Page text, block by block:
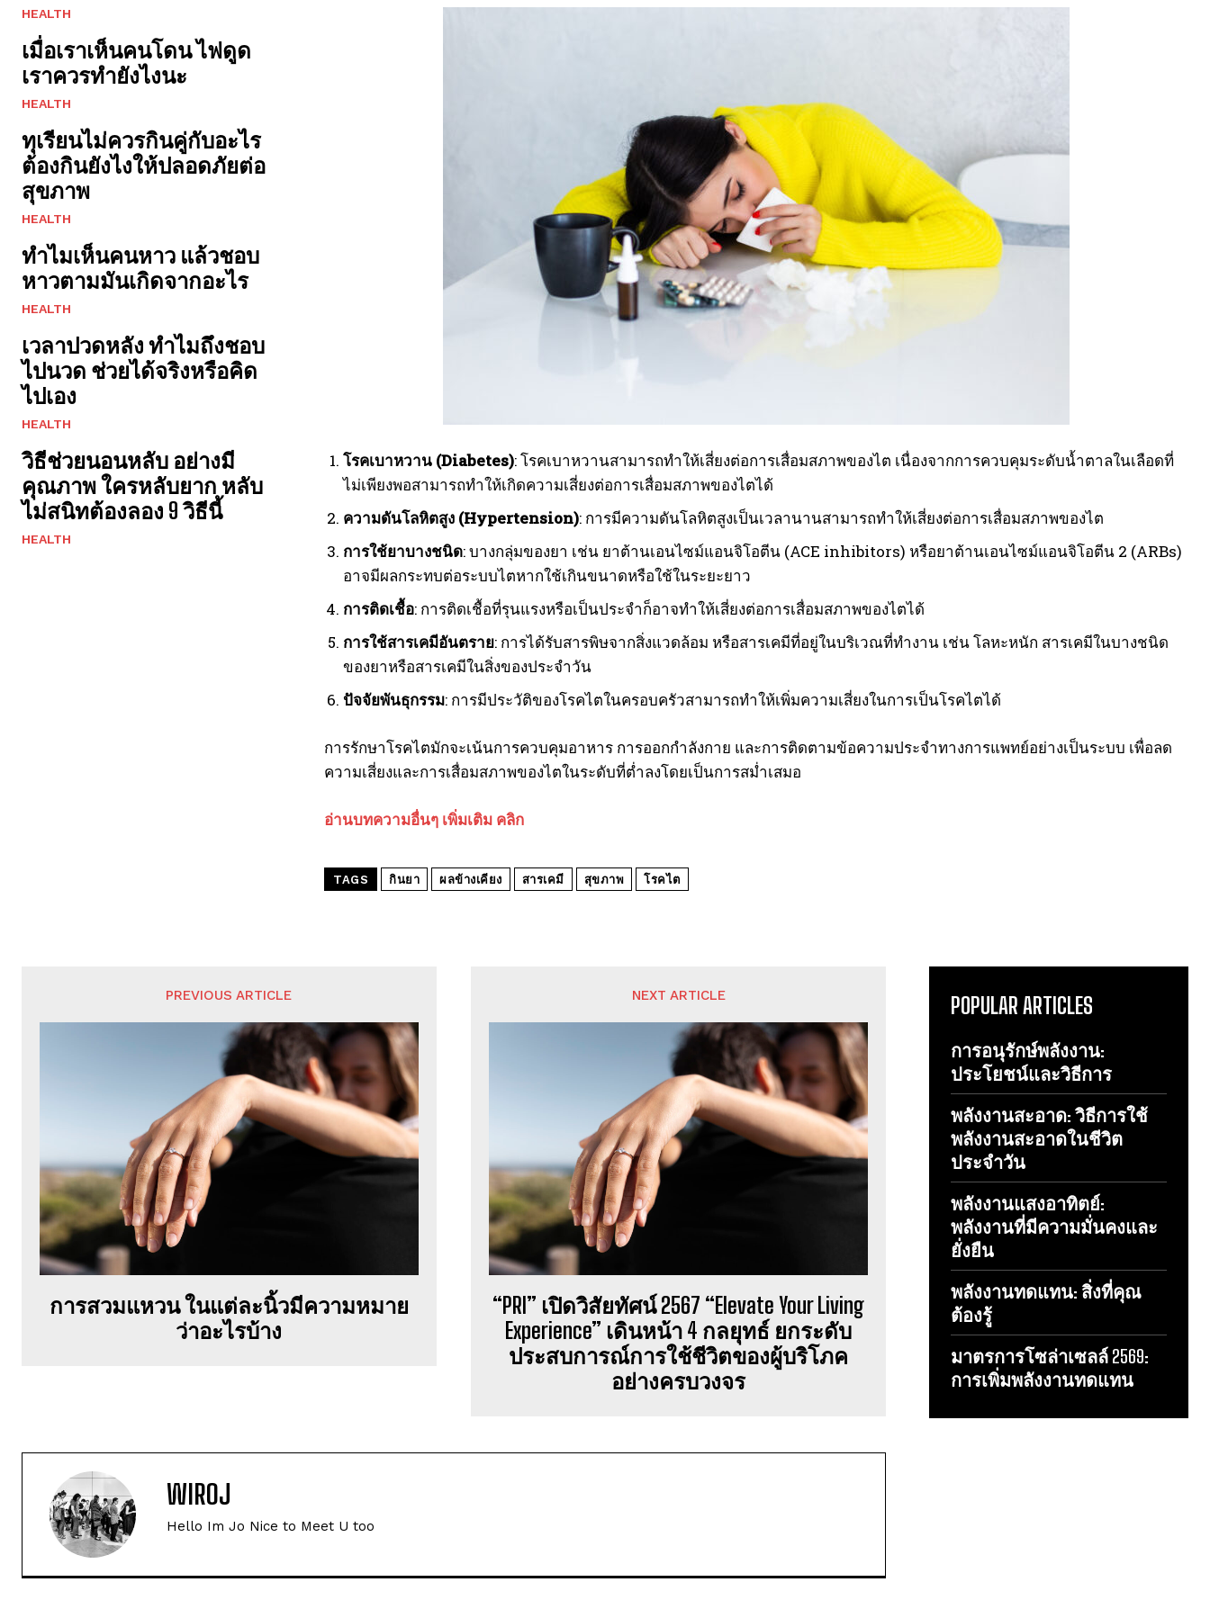
HEALTH
เมื่อเราเห็นคนโดน ไฟดูด
เราควรทำยังไงนะ
HEALTH
ทุเรียนไม่ควรกินคู่กับอะไร
ต้องกินยังไงให้ปลอดภัยต่อ
สุขภาพ
HEALTH
ทำไมเห็นคนหาว แล้วชอบ
หาวตามมันเกิดจากอะไร
HEALTH
เวลาปวดหลัง ทำไมถึงชอบ
ไปนวด ช่วยได้จริงหรือคิด
ไปเอง
HEALTH
วิธีช่วยนอนหลับ อย่างมี
คุณภาพ ใครหลับยาก หลับ
ไม่สนิทต้องลอง 9 วิธีนี้
HEALTH
โรคเบาหวาน (Diabetes): โรคเบาหวานสามารถทำให้เสี่ยงต่อการเสื่อมสภาพของไต เนื่องจากการควบคุมระดับน้ำตาลในเลือดที่
ไม่เพียงพอสามารถทำให้เกิดความเสี่ยงต่อการเสื่อมสภาพของไตได้
ความดันโลหิตสูง (Hypertension): การมีความดันโลหิตสูงเป็นเวลานานสามารถทำให้เสี่ยงต่อการเสื่อมสภาพของไต
การใช้ยาบางชนิด: บางกลุ่มของยา เช่น ยาต้านเอนไซม์แอนจิโอตีน (ACE inhibitors) หรือยาต้านเอนไซม์แอนจิโอตีน 2 (ARBs)
อาจมีผลกระทบต่อระบบไตหากใช้เกินขนาดหรือใช้ในระยะยาว
การติดเชื้อ: การติดเชื้อที่รุนแรงหรือเป็นประจำก็อาจทำให้เสี่ยงต่อการเสื่อมสภาพของไตได้
การใช้สารเคมีอันตราย: การได้รับสารพิษจากสิ่งแวดล้อม หรือสารเคมีที่อยู่ในบริเวณที่ทำงาน เช่น โลหะหนัก สารเคมีในบางชนิด
ของยาหรือสารเคมีในสิ่งของประจำวัน
ปัจจัยพันธุกรรม: การมีประวัติของโรคไตในครอบครัวสามารถทำให้เพิ่มความเสี่ยงในการเป็นโรคไตได้
การรักษาโรคไตมักจะเน้นการควบคุมอาหาร การออกกำลังกาย และการติดตามข้อความประจำทางการแพทย์อย่างเป็นระบบ เพื่อลด
ความเสี่ยงและการเสื่อมสภาพของไตในระดับที่ต่ำลงโดยเป็นการสม่ำเสมอ
อ่านบทความอื่นๆ เพิ่มเติม คลิก
TAGS กินยา ผลข้างเคียง สารเคมี สุขภาพ โรคไต
PREVIOUS ARTICLE
การสวมแหวน ในแต่ละนิ้วมีความหมาย
ว่าอะไรบ้าง
NEXT ARTICLE
“PRI” เปิดวิสัยทัศน์ 2567 “Elevate Your Living
Experience” เดินหน้า 4 กลยุทธ์ ยกระดับ
ประสบการณ์การใช้ชีวิตของผู้บริโภค
อย่างครบวงจร
WIROJ
Hello Im Jo Nice to Meet U too
POPULAR ARTICLES
การอนุรักษ์พลังงาน:
ประโยชน์และวิธีการ
พลังงานสะอาด: วิธีการใช้
พลังงานสะอาดในชีวิต
ประจำวัน
พลังงานแสงอาทิตย์:
พลังงานที่มีความมั่นคงและ
ยั่งยืน
พลังงานทดแทน: สิ่งที่คุณ
ต้องรู้
มาตรการโซล่าเซลล์ 2569:
การเพิ่มพลังงานทดแทน